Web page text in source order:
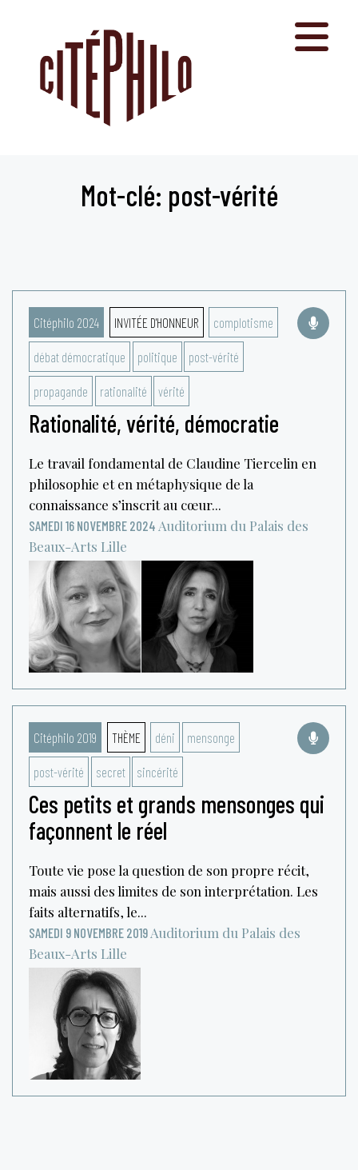
Mot-clé: post-vérité
Citéphilo 2024 INVITÉE D'HONNEUR complotisme
débat démocratique politique post-vérité
propagande rationalité vérité
Rationalité, vérité, démocratie
Le travail fondamental de Claudine Tiercelin en
philosophie et en métaphysique de la
connaissance s’inscrit au cœur...
SAMEDI 16 NOVEMBRE 2024 Auditorium du Palais des
Beaux-Arts Lille
Citéphilo 2019 THÈME déni mensonge
post-vérité secret sincérité
Ces petits et grands mensonges qui
façonnent le réel
Toute vie pose la question de son propre récit,
mais aussi des limites de son interprétation. Les
faits alternatifs, le...
SAMEDI 9 NOVEMBRE 2019 Auditorium du Palais des
Beaux-Arts Lille